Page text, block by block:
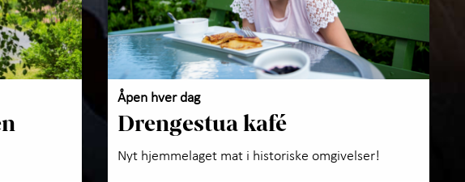
Åpen hver dag
Drengestua kafé
Nyt hjemmelaget mat i historiske omgivelser!